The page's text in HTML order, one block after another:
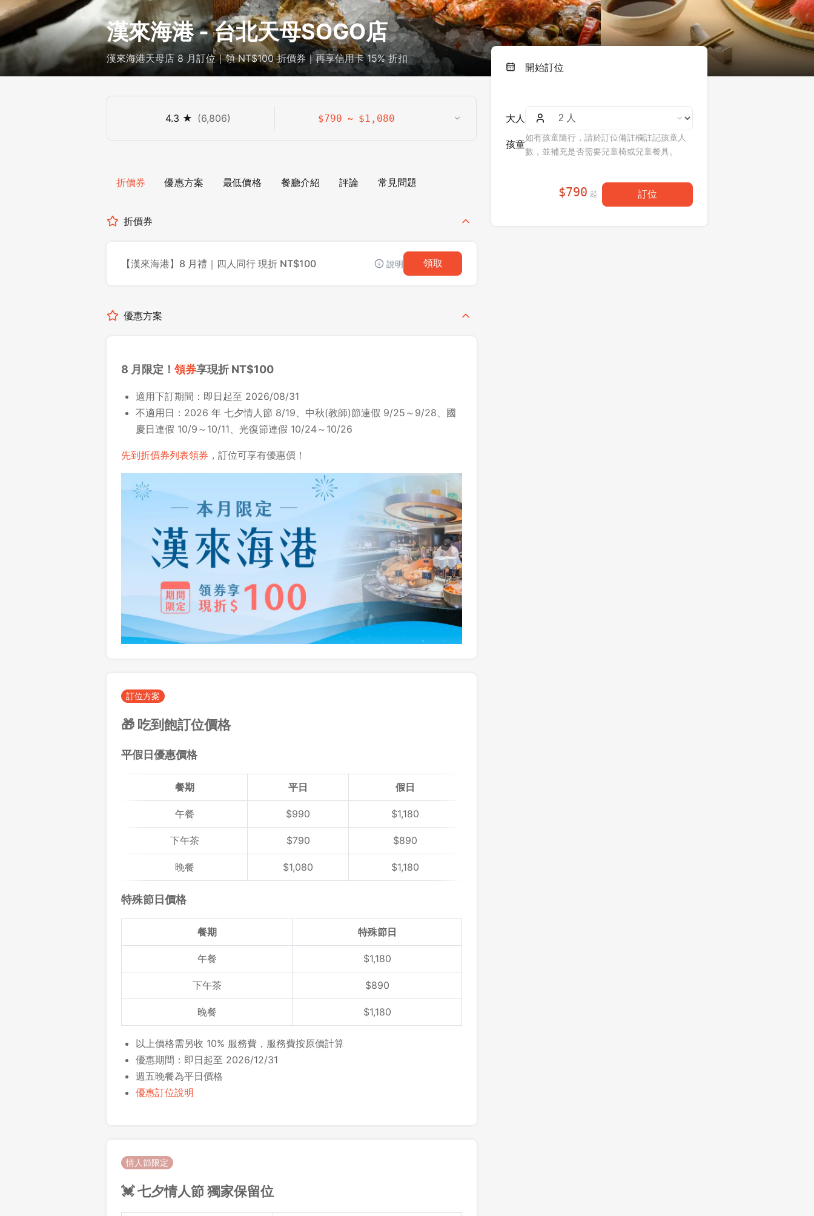
漢來海港 - 台北天母SOGO店
漢來海港天母店 8 月訂位｜領 NT$100 折價券｜再享信用卡 15% 折扣
4.3 ★ (6,806) $790 ~ $1,080
折價券 優惠方案 最低價格 餐廳介紹 評論 常見問題
折價券
【漢來海港】8 月禮｜四人同行 現折 NT$100 說明 領取
優惠方案
8 月限定！ 領券享現折 NT$100
適用下訂期間：即日起至 2026/08/31
不適用日：2026 年 七夕情人節 8/19、中秋(教師)節連假 9/25～9/28、國
慶日連假 10/9～10/11、光復節連假 10/24～10/26
先到折價券列表領券 ，訂位可享有優惠價！
訂位方案
🎁 吃到飽訂位價格
平假日優惠價格
餐期 平日 假日
午餐 $990 $1,180
下午茶 $790 $890
晚餐 $1,080 $1,180
特殊節日價格
餐期 特殊節日
午餐 $1,180
下午茶 $890
晚餐 $1,180
以上價格需另收 10% 服務費，服務費按原價計算
優惠期間：即日起至 2026/12/31
週五晚餐為平日價格
優惠訂位說明
情人節限定
💓 七夕情人節 獨家保留位
開始訂位
大人
孩童
如有孩童隨行，請於訂位備註欄註記孩童人
數，並補充是否需要兒童椅或兒童餐具。
$790 起 訂位